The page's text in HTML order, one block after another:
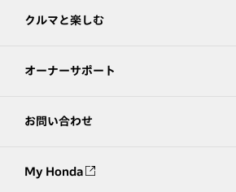
クルマと楽しむ
オーナーサポート
お問い合わせ
My Honda